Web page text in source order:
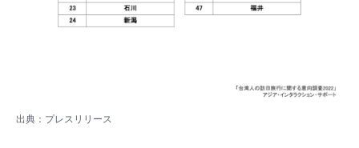
出典：プレスリリース